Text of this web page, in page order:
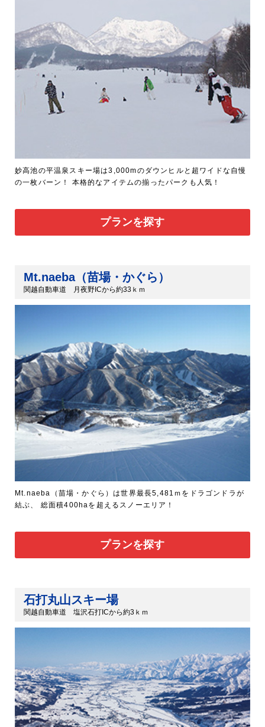
妙高池の平温泉スキー場は3,000mのダウンヒルと超ワイドな自慢
の一枚バーン！ 本格的なアイテムの揃ったパークも人気！
プランを探す
Mt.naeba（苗場・かぐら）
関越自動車道 月夜野ICから約33ｋｍ
Mt.naeba（苗場・かぐら）は世界最長5,481ｍをドラゴンドラが
結ぶ、 総面積400haを超えるスノーエリア！
プランを探す
石打丸山スキー場
関越自動車道 塩沢石打ICから約3ｋｍ